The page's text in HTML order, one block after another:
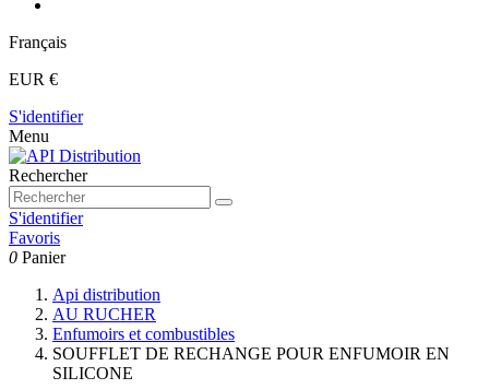
Français
EUR €
S'identifier
Menu
Rechercher
S'identifier
Favoris
0 Panier
Api distribution
AU RUCHER
Enfumoirs et combustibles
SOUFFLET DE RECHANGE POUR ENFUMOIR EN
SILICONE